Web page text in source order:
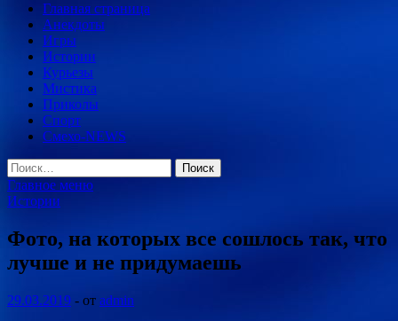
Главная страница
Анекдоты
Игры
Истории
Курьезы
Мистика
Приколы
Спорт
Смехо-NEWS
Найти:
Главное меню
Истории
Фото, на которых все сошлось так, что
лучше и не придумаешь
29.03.2019 - от admin